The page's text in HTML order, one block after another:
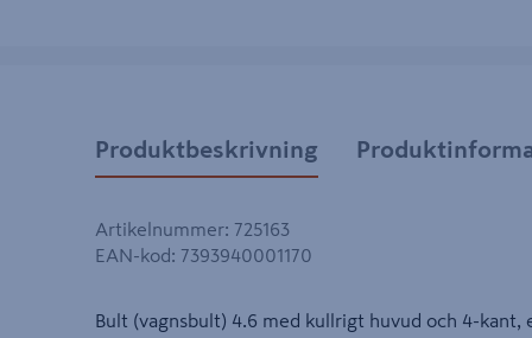
Produktbeskrivning
Artikelnummer: 725163
EAN-kod: 7393940001170
Bult (vagnsbult) 4.6 med kullrigt huvud och 4-kant,